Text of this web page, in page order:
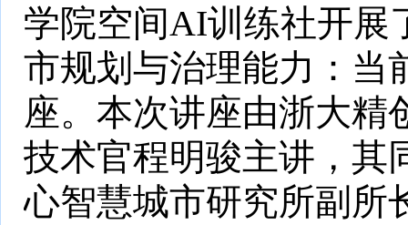
学院空间AI训练社开展
市规划与治理能力：当
座。本次讲座由浙大精
技术官程明骏主讲，其
心智慧城市研究所副所